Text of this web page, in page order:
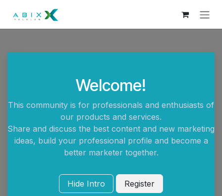
Welcome!
This community is for professionals and enthusiasts of
our products and services.
Share and discuss the best content and new marketing
ideas, build your professional profile and become a
better marketer together.
Hide Intro Register